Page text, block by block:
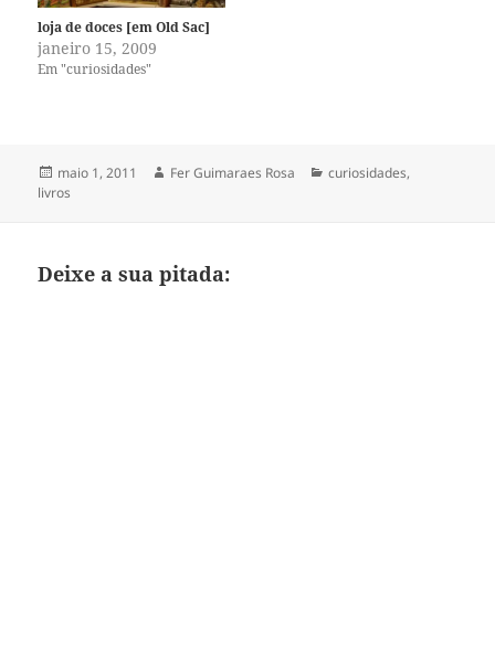
loja de doces [em Old Sac]
janeiro 15, 2009
Em "curiosidades"
Publicado
em
maio 1, 2011 Autor
Fer Guimaraes Rosa Categorias
curiosidades,
livros
Deixe a sua pitada: